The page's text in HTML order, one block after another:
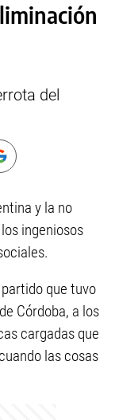
del
y la no
ingeniosos
que tuvo
Córdoba, a los
cargadas que
las cosas